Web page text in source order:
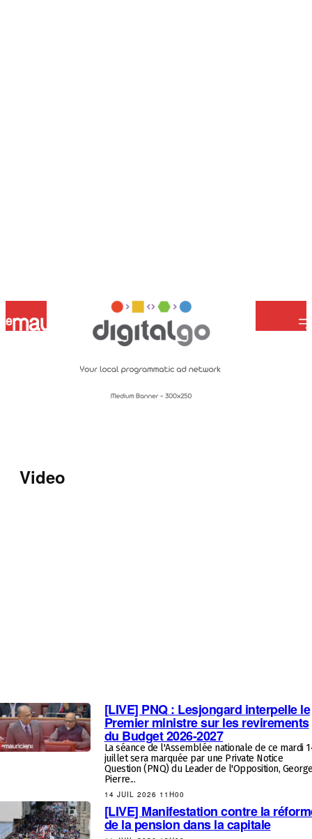
- ABONNEMENT
Video
[LIVE] PNQ : Lesjongard interpelle le
Premier ministre sur les revirements
du Budget 2026-2027
La séance de l'Assemblée nationale de ce mardi
juillet sera marquée par une Private Notice
Question (PNQ) du Leader de l'Opposition,
Pierre...
14 JUIL 2026 11H00
[LIVE] Manifestation contre la
de la pension dans la capitale